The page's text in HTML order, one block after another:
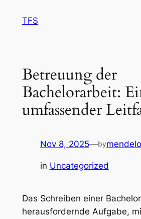
TFS
Betreuung der
Bachelorarbeit:
umfassender
Nov 8, 2025—by
in Uncategorized
Das Schreiben einer
herausfordernde Aufgabe,